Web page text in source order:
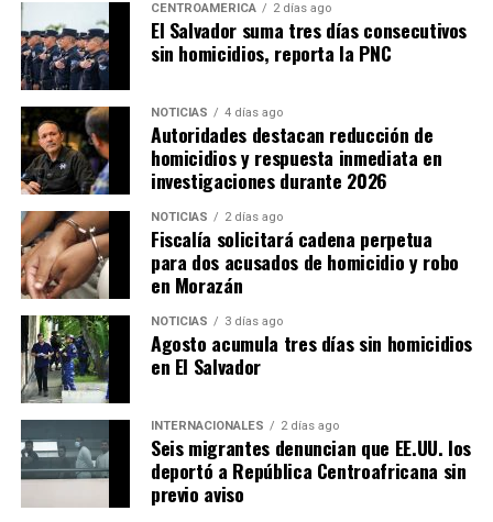
CENTROAMÉRICA 2 días ago
El Salvador suma tres días consecutivos
sin homicidios, reporta la PNC
NOTICIAS 4 días ago
Autoridades destacan reducción de
homicidios y respuesta inmediata en
investigaciones durante 2026
NOTICIAS 2 días ago
Fiscalía solicitará cadena perpetua
para dos acusados de homicidio y robo
en Morazán
NOTICIAS 3 días ago
Agosto acumula tres días sin homicidios
en El Salvador
INTERNACIONALES 2 días ago
Seis migrantes denuncian que EE.UU. los
deportó a República Centroafricana sin
previo aviso